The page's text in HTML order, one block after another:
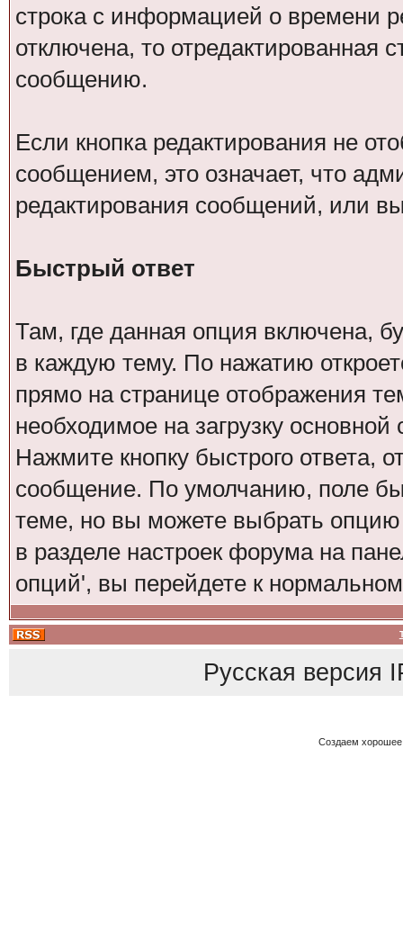
строка с информацией о времени
отключена, то отредактированная
сообщению.
Если кнопка редактирования не
сообщением, это означает, что
редактирования сообщений, или
Быстрый ответ
Там, где данная опция включена,
в каждую тему. По нажатию
прямо на странице отображения
необходимое на загрузку
Нажмите кнопку быстрого ответа,
сообщение. По умолчанию, поле
теме, но вы можете выбрать опцию
в разделе настроек форума на
опций', вы перейдете к
Русская версия
Создаем